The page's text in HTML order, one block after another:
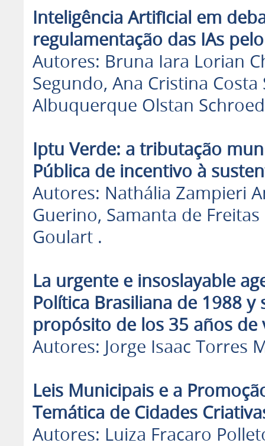
Inteligência Artificial em
regulamentação das IAs
Autores: Bruna Iara Lorian
Segundo, Ana Cristina
Albuquerque Olstan
Iptu Verde: a tributação
Pública de incentivo à
Autores: Nathália Zampieri
Guerino, Samanta de
Goulart .
La urgente e insoslayable
Política Brasiliana de 1988
propósito de los 35 años de
Autores: Jorge Isaac Torres
Leis Municipais e a
Temática de Cidades
Autores: Luiza Fracaro